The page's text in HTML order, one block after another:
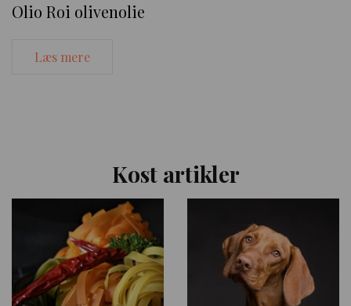
Olio Roi olivenolie
Læs mere
Kost artikler